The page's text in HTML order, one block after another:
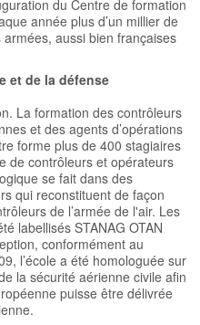
du Centre de formation
année plus d’un millier de
aussi bien françaises
et de la défense
La formation des contrôleurs
et des agents d’opérations
forme plus de 400 stagiaires
de contrôleurs et opérateurs
se fait dans des
qui reconstituent de façon
de l’armée de l'air. Les
labellisés STANAG OTAN
conformément au
l’école a été homologuée sur
la sécurité aérienne civile afin
puisse être délivrée